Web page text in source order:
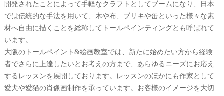
開発されたことによって手軽なクラフトとしてブームになり、日本
では伝統的な手法を用いて、木や布、ブリキや缶といった様々な素
材へ自由に描くことを総称してトールペインティングとも呼ばれて
います。
大阪のトールペイント &絵画教室では、新たに始めたい方から経験
者でさらに上達したいとお考えの方まで、あらゆるニーズにお応え
するレッスンを展開しております。レッスンのほかにも作家として
愛犬や愛猫の肖像画制作を承っています。お客様のイメージを大切